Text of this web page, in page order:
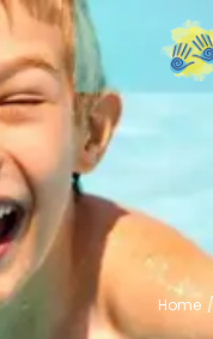
Home
Liga